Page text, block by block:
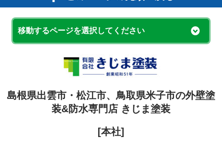
移動するページを選択してください
島根県出雲市・松江市、鳥取県米子市の外壁塗
装&防水専門店 きじま塗装
[本社]